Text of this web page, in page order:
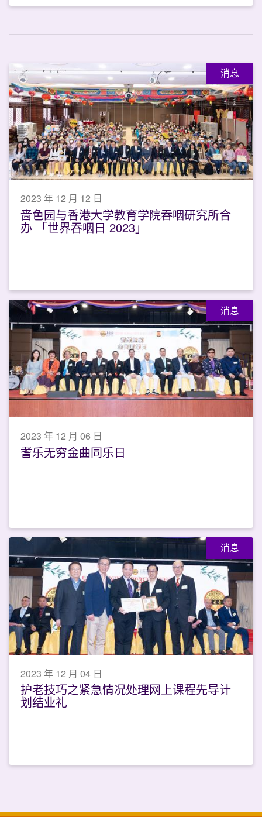
消息
2023 年 12 月 12 日
啬色园与香港大学教育学院吞咽研究所合
办 「世界吞咽日 2023」
消息
2023 年 12 月 06 日
耆乐无穷金曲同乐日
消息
2023 年 12 月 04 日
护老技巧之紧急情况处理网上课程先导计
划结业礼